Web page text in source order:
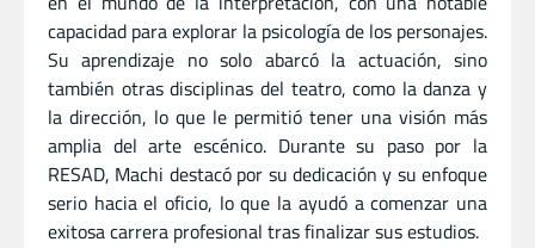
capacidad para explorar la psicología de los personajes.
Su aprendizaje no solo abarcó la actuación, sino
también otras disciplinas del teatro, como la danza y
la dirección, lo que le permitió tener una visión más
amplia del arte escénico. Durante su paso por la
RESAD, Machi destacó por su dedicación y su enfoque
serio hacia el oficio, lo que la ayudó a comenzar una
exitosa carrera profesional tras finalizar sus estudios.